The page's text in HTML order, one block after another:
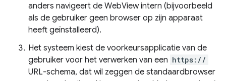
anders navigeert de WebView intern (bijvoorbeeld
als de gebruiker geen browser op zijn apparaat
heeft geïnstalleerd).
Het systeem kiest de voorkeursapplicatie van de
gebruiker voor het verwerken van een https://
URL-schema, dat wil zeggen de standaardbrowser